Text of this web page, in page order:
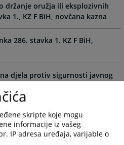
držanje oružja ili eksplozivnih
1., KZ F BiH, novčana kazna
286. stavka 1. KZ F BiH,
djela protiv sigurnosti javnog
nabavka, držanje ili prodaja
iz članka 65. Zakona o
osuda
skripte koje mogu
informacije iz vašeg
IP adresa uređaja, varijable o